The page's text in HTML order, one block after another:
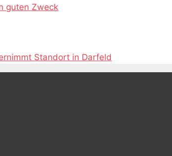
guten Zweck
Standort in Darfeld